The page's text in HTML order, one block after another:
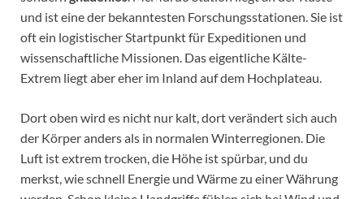
und ist eine der bekanntesten Forschungsstationen. Sie ist
oft ein logistischer Startpunkt für Expeditionen und
wissenschaftliche Missionen. Das eigentliche Kälte-
Extrem liegt aber eher im Inland auf dem Hochplateau.
Dort oben wird es nicht nur kalt, dort verändert sich auch
der Körper anders als in normalen Winterregionen. Die
Luft ist extrem trocken, die Höhe ist spürbar, und du
merkst, wie schnell Energie und Wärme zu einer Währung